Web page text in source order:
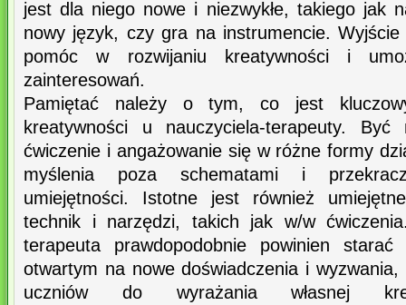
jest dla niego nowe i niezwykłe, takiego jak
nowy język, czy gra na instrumencie.
pomóc w rozwijaniu kreatywności i
zainteresowań.
Pamiętać należy o tym, co jest
kreatywności u nauczyciela-terapeuty.
ćwiczenie i angażowanie się w różne formy
myślenia poza schematami i
umiejętności. Istotne jest również
technik i narzędzi, takich jak w/w
terapeuta prawdopodobnie powinien
otwartym na nowe doświadczenia i
uczniów do wyrażania własnej